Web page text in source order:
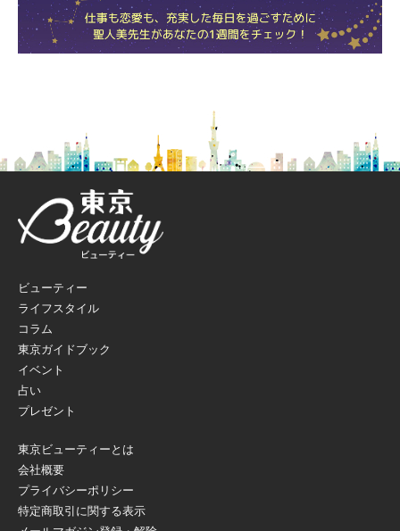
ビューティー
ライフスタイル
コラム
東京ガイドブック
イベント
占い
プレゼント
東京ビューティーとは
会社概要
プライバシーポリシー
特定商取引に関する表示